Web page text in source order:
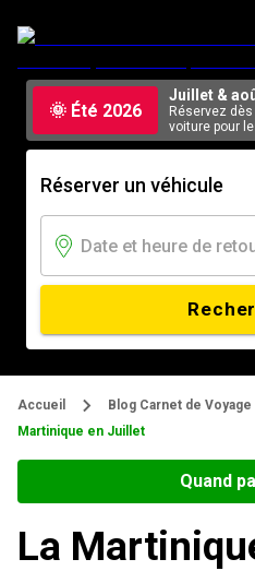
🌞 Été 2026
Juillet &
Réservez
voiture pour
tarif, en ligne.
Réserver un véhicule
Accueil Blog Carnet de Voyage
Martinique en Juillet
Quand
La